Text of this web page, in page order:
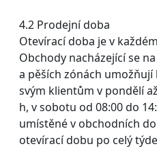
4.2 Prodejní doba
Otevírací doba je v
Obchody nacházející se
a pěších zónách
svým klientům v pondělí
h, v sobotu od 08:00 do
umístěné v obchodních
otevírací dobu po celý